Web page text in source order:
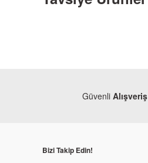
Kaly
Güvenli Alışveriş
Bizi Takip Edin!